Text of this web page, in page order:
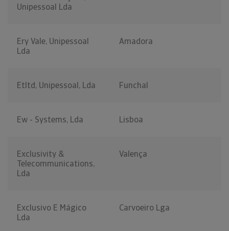
Unipessoal Lda
Ery Vale, Unipessoal
Lda
Amadora
Etltd, Unipessoal, Lda Funchal
Ew - Systems, Lda Lisboa
Exclusivity &
Telecommunications,
Lda
Valença
Exclusivo E Mágico
Lda
Carvoeiro Lga